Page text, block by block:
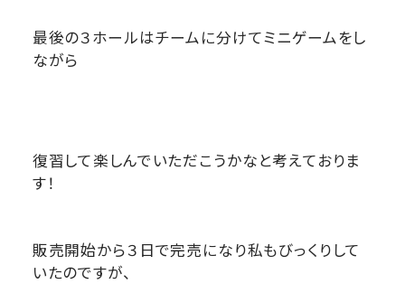
最後の３ホールはチームに分けてミニゲームをし
ながら
復習して楽しんでいただこうかなと考えておりま
す！
販売開始から３日で完売になり私もびっくりして
いたのですが、